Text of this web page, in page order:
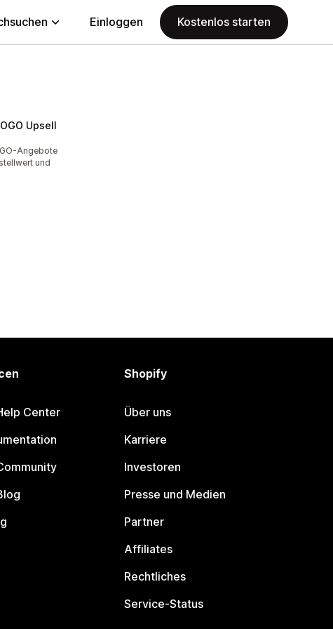
Einloggen Kostenlos starten
Upsell
Angebote
und
Center
Shopify
Über uns
Karriere
Investoren
Presse und Medien
Partner
Affiliates
Rechtliches
Service-Status